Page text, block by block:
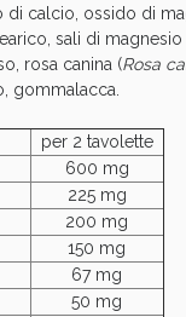
di calcio, ossido di
sali di magnesio
rosa canina (Rosa
gommalacca.
per 2 tavolette
600 mg
225 mg
200 mg
150 mg
67 mg
50 mg
Prostata: Sconti fino